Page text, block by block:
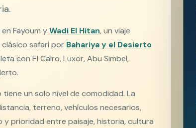
Fayoum yWadi El Hitan, un viaje
clásico safari por Bahariya y el Desierto
con El Cairo, Luxor, Abu Simbel,
un solo nivel de comodidad. La
terreno, vehículos necesarios,
y prioridad entre paisaje, historia, cultura